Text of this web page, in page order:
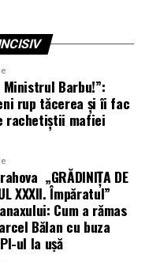
Ministrul Barbu!”:
rup tăcerea și îi fac
rachetiștii mafiei
„GRĂDINIȚA DE
XXXII. Împăratul”
Cum a rămas
Bălan cu buza
ul la ușă